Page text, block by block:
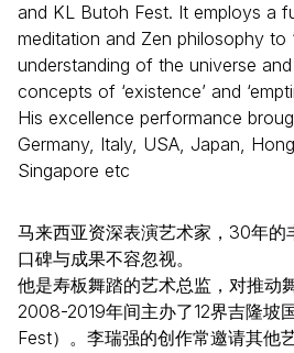
and KL Butoh Fest. It employs a
meditation and Zen philosophy to
understanding of the universe
concepts of ‘existence’ and
His excellence performance
Germany, Italy, USA, Japan,
Singapore etc
马来西亚资深表演艺术家，30年的
口碑与成果不容忽视。
他是寿板舞踏的艺术总监，对推动
2008-2019年间主办了12界吉隆坡
Fest）。李瑞强的创作常邀请其他